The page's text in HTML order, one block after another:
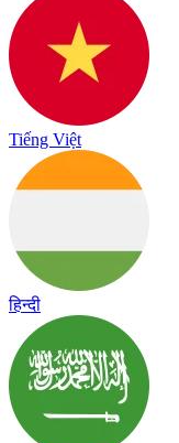
Tiếng Việt
हिन्दी